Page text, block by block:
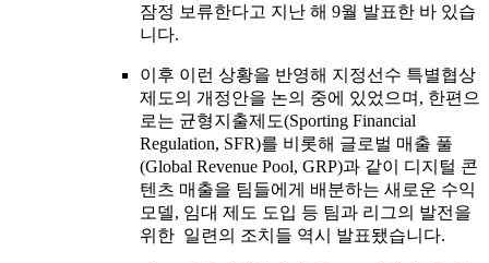
잠정 보류한다고 지난 해 9월 발표한 바 있습
니다.
이후 이런 상황을 반영해 지정선수 특별협상
제도의 개정안을 논의 중에 있었으며, 한편으
로는 균형지출제도(Sporting Financial
Regulation, SFR)를 비롯해 글로벌 매출 풀
(Global Revenue Pool, GRP)과 같이 디지털 콘
텐츠 매출을 팀들에게 배분하는 새로운 수익
모델, 임대 제도 도입 등 팀과 리그의 발전을
위한 일련의 조치들 역시 발표됐습니다.